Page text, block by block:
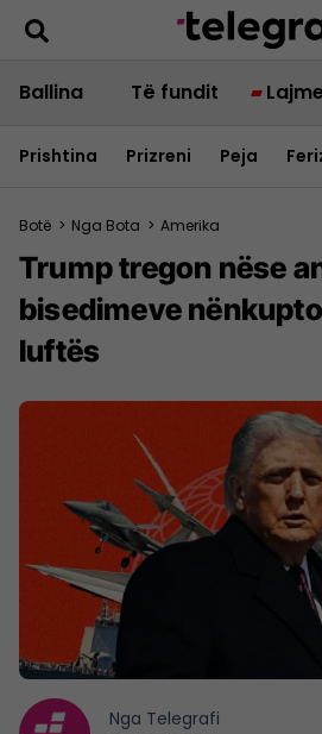
Ballina Të fundit
Prishtina Prizreni Peja
Botë > Nga Bota > Amerika
Trump tregon nëse
bisedimeve
luftës
Nga Telegrafi